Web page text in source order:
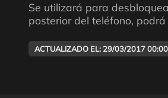
Se utilizará para
posterior del teléfono,
ACTUALIZADO EL: 29/03/2017